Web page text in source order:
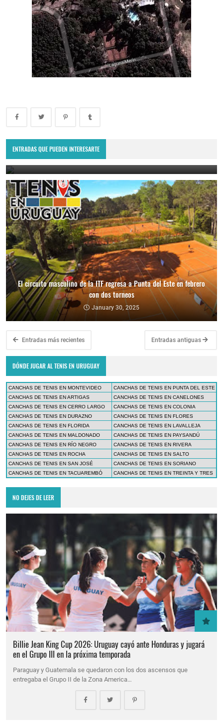
ENTRADAS QUE PUEDEN INTERESARTE
Ganadores y finalistas del torneo ITF Seniors de Punta del Este
February 10, 2025
El circuito masculino de la ITF regresa a Punta del Este en febrero
con dos torneos
January 30, 2025
Entradas más recientes Entradas antiguas
DÓNDE JUGAR AL TENIS EN URUGUAY
CANCHAS DE TENIS EN MONTEVIDEO
CANCHAS DE TENIS EN PUNTA DEL ESTE
CANCHAS DE TENIS EN ARTIGAS
CANCHAS DE TENIS EN CANELONES
CANCHAS DE TENIS EN CERRO LARGO
CANCHAS DE TENIS EN COLONIA
CANCHAS DE TENIS EN DURAZNO
CANCHAS DE TENIS EN FLORES
CANCHAS DE TENIS EN FLORIDA
CANCHAS DE TENIS EN LAVALLEJA
CANCHAS DE TENIS EN MALDONADO
CANCHAS DE TENIS EN PAYSANDÚ
CANCHAS DE TENIS EN RÍO NEGRO
CANCHAS DE TENIS EN RIVERA
CANCHAS DE TENIS EN ROCHA
CANCHAS DE TENIS EN SALTO
CANCHAS DE TENIS EN SAN JOSÉ
CANCHAS DE TENIS EN SORIANO
CANCHAS DE TENIS EN TACUAREMBÓ
CANCHAS DE TENIS EN TREINTA Y TRES
NO DEJES DE LEER
Billie Jean King Cup 2026: Uruguay cayó ante Honduras y jugará
en el Grupo III en la próxima temporada
Paraguay y Guatemala se quedaron con los dos ascensos que
entregaba el Grupo II de la Zona America…